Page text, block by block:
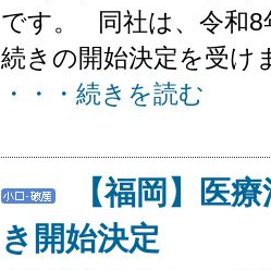
です。 同社は、令和8
続きの開始決定を受
・・・続きを読む
【福岡】医
き開始決定